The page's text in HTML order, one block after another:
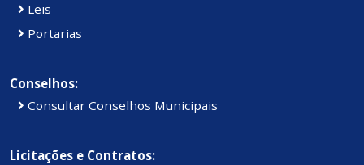
Leis
Portarias
Conselhos:
Consultar Conselhos Municipais
Licitações e Contratos: